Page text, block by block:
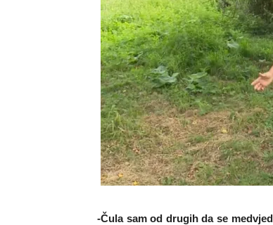
-Čula sam od drugih da se